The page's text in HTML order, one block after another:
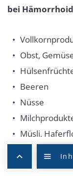
bei
Obst,
Beeren
Nüsse
Müsli,